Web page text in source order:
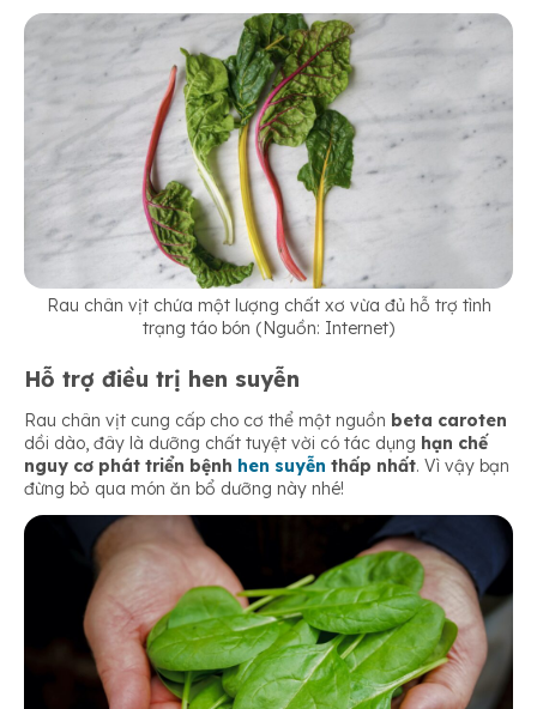
Rau chân vịt chứa một lượng chất xơ vừa đủ hỗ trợ tình
trạng táo bón (Nguồn: Internet)
Hỗ trợ điều trị hen suyễn
Rau chân vịt cung cấp cho cơ thể một nguồn beta caroten
dồi dào, đây là dưỡng chất tuyệt vời có tác dụng hạn chế
nguy cơ phát triển bệnh hen suyễn thấp nhất. Vì vậy bạn
đừng bỏ qua món ăn bổ dưỡng này nhé!